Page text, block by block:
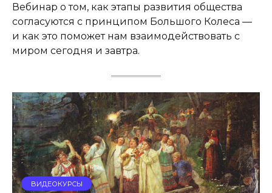
Вебинар о том, как этапы развития общества
согласуются с принципом Большого Колеса —
и как это поможет нам взаимодействовать с
миром сегодня и завтра.
ВИДЕОКУРСЫ